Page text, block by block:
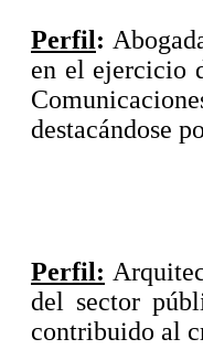
Perfil :
en el ejercicio
destacándose
Perfil:
del sector
contribuido al